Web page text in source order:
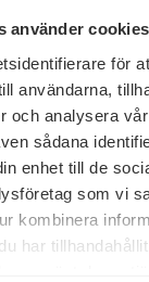
använder cookies
för
användarna,
och analysera
sådana
enhet till de
som vi
kombinera
har